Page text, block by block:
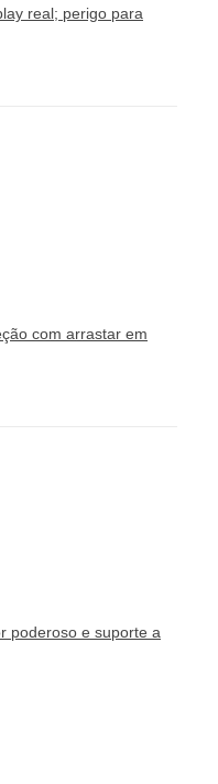
real; perigo para
com arrastar em
poderoso e suporte a